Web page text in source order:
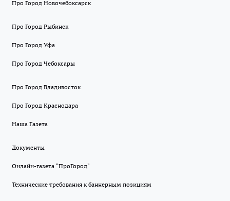
Про Город Новочебоксарск
Про Город Рыбинск
Про Город Уфа
Про Город Чебоксары
Про Город Владивосток
Про Город Краснодара
Наша Газета
Документы
Онлайн-газета "ПроГород"
Технические требования к баннерным позициям